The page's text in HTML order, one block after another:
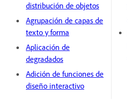
distribución de objetos
Agrupación de capas de
texto y forma
Aplicación de
degradados
Adición de funciones de
diseño interactivo